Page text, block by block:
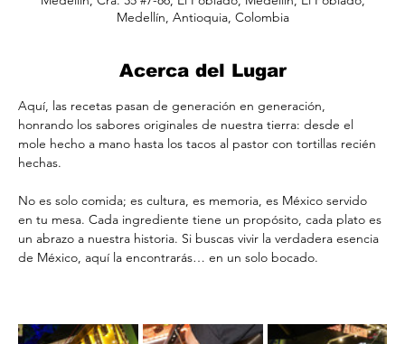
Medellín, Antioquia, Colombia
Acerca del Lugar
Aquí, las recetas pasan de generación en generación,
honrando los sabores originales de nuestra tierra: desde el
mole hecho a mano hasta los tacos al pastor con tortillas recién
hechas.
No es solo comida; es cultura, es memoria, es México servido
en tu mesa. Cada ingrediente tiene un propósito, cada plato es
un abrazo a nuestra historia. Si buscas vivir la verdadera esencia
de México, aquí la encontrarás… en un solo bocado.